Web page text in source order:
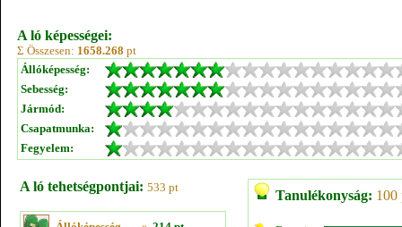
A ló képességei:
Σ Összesen: 1658.268 pt
Állóképesség:
Sebesség:
Jármód:
Csapatmunka:
Fegyelem:
A ló tehetségpontjai: 533 pt
Tanulékonyság: 100